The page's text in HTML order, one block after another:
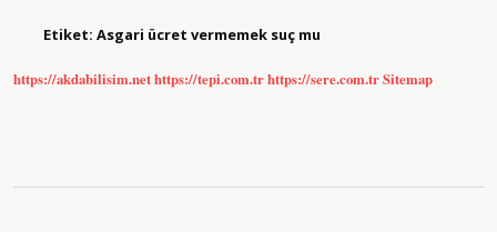
Etiket: Asgari ücret vermemek suç mu
https://akdabilisim.nethttps://tepi.com.trhttps://sere.com.trSitemap